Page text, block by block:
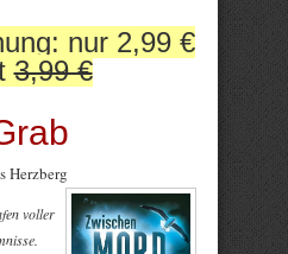
nur 2,99 €
3,99 €
Herzberg
voller